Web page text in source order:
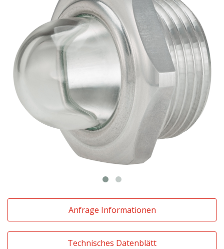
Anfrage Informationen
Technisches Datenblätt